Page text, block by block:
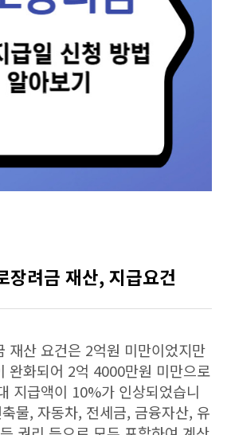
장려금 재산, 지급요건
재산 요건은 2억원 미만이었지만
완화되어 2억 4000만원 미만으로
지급액이 10%가 인상되었습니
물, 자동차, 전세금, 금융자산, 유